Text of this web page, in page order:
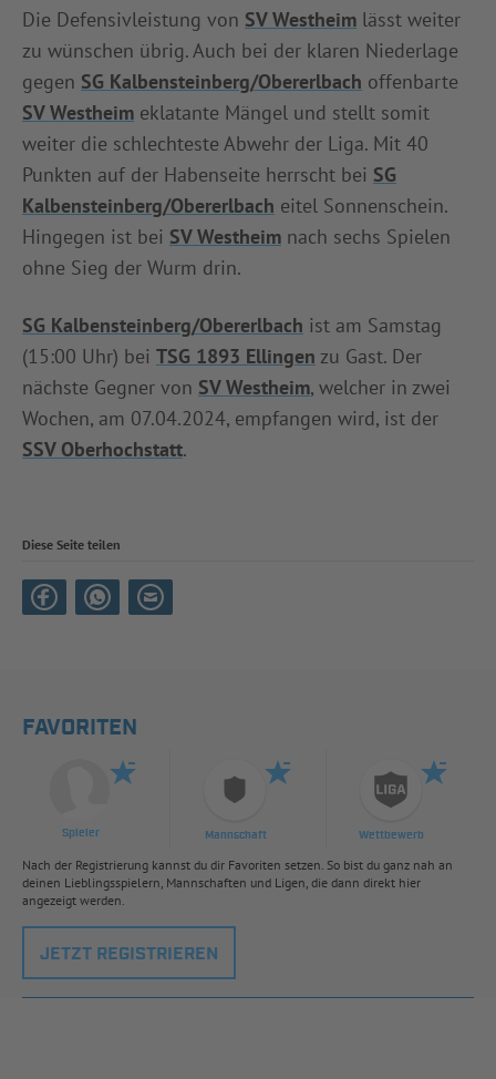
Die Defensivleistung von SV Westheim lässt weiter
zu wünschen übrig. Auch bei der klaren Niederlage
gegen SG Kalbensteinberg/Obererlbach offenbarte
SV Westheim eklatante Mängel und stellt somit
weiter die schlechteste Abwehr der Liga. Mit 40
Punkten auf der Habenseite herrscht bei SG
Kalbensteinberg/Obererlbach eitel Sonnenschein.
Hingegen ist bei SV Westheim nach sechs Spielen
ohne Sieg der Wurm drin.
SG Kalbensteinberg/Obererlbach ist am Samstag
(15:00 Uhr) bei TSG 1893 Ellingen zu Gast. Der
nächste Gegner von SV Westheim, welcher in zwei
Wochen, am 07.04.2024, empfangen wird, ist der
SSV Oberhochstatt.
Diese Seite teilen
FAVORITEN
Spieler Mannschaft Wettbewerb
Nach der Registrierung kannst du dir Favoriten setzen. So bist du ganz nah an
deinen Lieblingsspielern, Mannschaften und Ligen, die dann direkt hier
angezeigt werden.
JETZT REGISTRIEREN